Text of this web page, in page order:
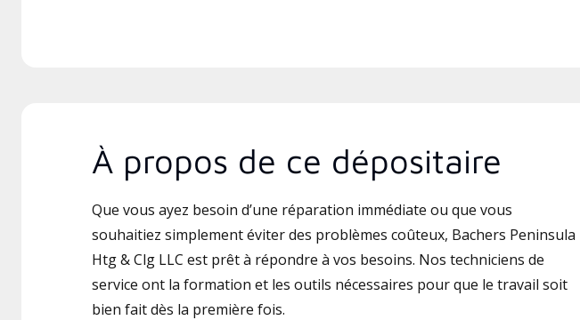
À propos de ce dépositaire
Que vous ayez besoin d’une réparation immédiate ou que vous
souhaitiez simplement éviter des problèmes coûteux, Bachers Peninsula
Htg & Clg LLC est prêt à répondre à vos besoins. Nos techniciens de
service ont la formation et les outils nécessaires pour que le travail soit
bien fait dès la première fois.